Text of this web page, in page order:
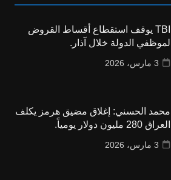
TBI يوقف استقطاع أقساط القروض
لموظفي الدولة خلال آذار.
3 مارس، 2026
محمد الحسني: إغلاق مضيق هرمز يكلف
العراق 280 مليون دولار يومياً.
3 مارس، 2026